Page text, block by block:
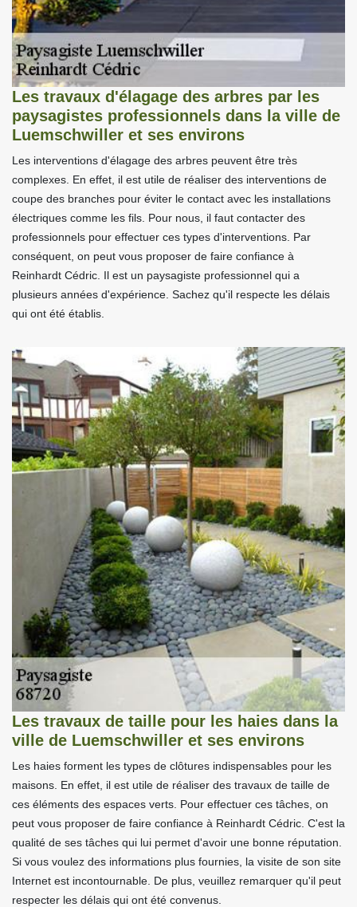
Les travaux d'élagage des arbres par les
paysagistes professionnels dans la ville de
Luemschwiller et ses environs
Les interventions d'élagage des arbres peuvent être très
complexes. En effet, il est utile de réaliser des interventions de
coupe des branches pour éviter le contact avec les installations
électriques comme les fils. Pour nous, il faut contacter des
professionnels pour effectuer ces types d'interventions. Par
conséquent, on peut vous proposer de faire confiance à
Reinhardt Cédric. Il est un paysagiste professionnel qui a
plusieurs années d'expérience. Sachez qu'il respecte les délais
qui ont été établis.
Les travaux de taille pour les haies dans la
ville de Luemschwiller et ses environs
Les haies forment les types de clôtures indispensables pour les
maisons. En effet, il est utile de réaliser des travaux de taille de
ces éléments des espaces verts. Pour effectuer ces tâches, on
peut vous proposer de faire confiance à Reinhardt Cédric. C'est la
qualité de ses tâches qui lui permet d'avoir une bonne réputation.
Si vous voulez des informations plus fournies, la visite de son site
Internet est incontournable. De plus, veuillez remarquer qu'il peut
respecter les délais qui ont été convenus.